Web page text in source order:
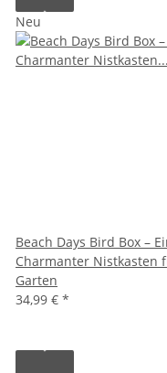
Neu
Beach Days Bird Box –
Charmanter Nistkasten
Garten
34,99 € *